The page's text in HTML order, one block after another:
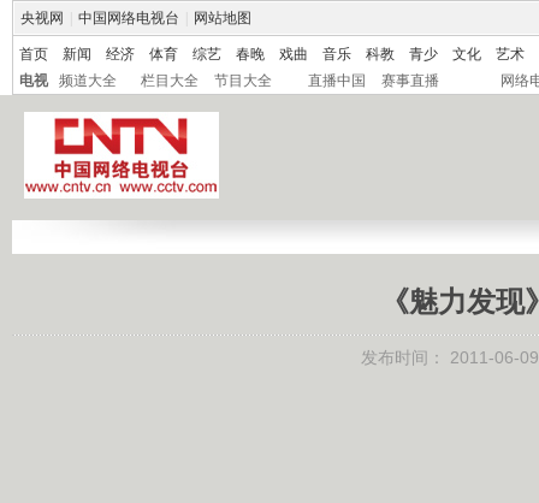
央视网 中国网络电视台 网站地图
首页 新闻 经济 体育 综艺 春晚 戏曲 音乐 科教 青少 文化
艺术
电视
频道大全 栏目大全 节目大全 直播中国 赛事直播 网络
《魅力发现
发布时间： 2011-06-